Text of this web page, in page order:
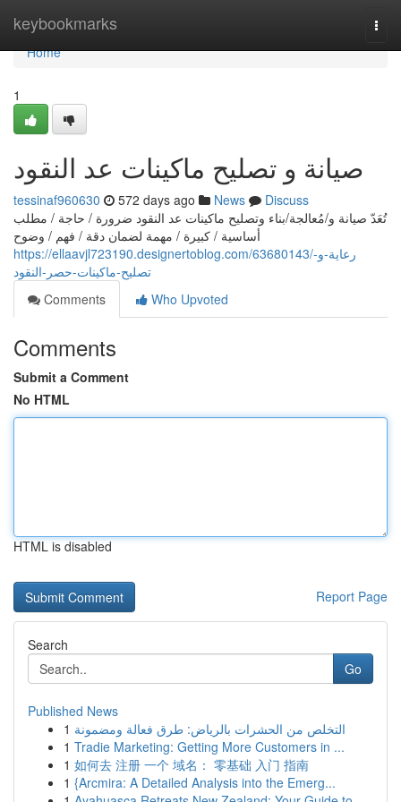
keybookmarks
Home
Home
1
صيانة و تصليح ماكينات عد النقود
tessinaf960630 572 days ago News
Discuss
تُعَدّ صيانة و/مُعالجة/بناء وتصليح ماكينات عد النقود ضرورة / حاجة / مطلب
أساسية / كبيرة / مهمة لضمان دقة / فهم / وضوح
https://ellaavjl723190.designertoblog.com/63680143/رعاية-و-
تصليح-ماكينات-حصر-النقود
Comments
Who Upvoted
Comments
Submit a Comment
No HTML
HTML is disabled
Report Page
Search
Go
Published News
1 التخلص من الحشرات بالرياض: طرق فعالة ومضمونة
1 Tradie Marketing: Getting More Customers in ...
1 如何去 注册 一个 域名： 零基础 入门 指南
1 {Arcmira: A Detailed Analysis into the Emerg...